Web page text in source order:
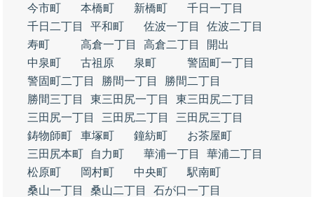
今市町
本橋町 新橋町
千日一丁目
千日二丁目
平和町 佐波一丁目
佐波二丁目
寿町
高倉一丁目 高倉二丁目
開出
中泉町
古祖原 泉町
警固町一丁目
警固町二丁目
勝間一丁目
勝間二丁目
勝間三丁目
東三田尻一丁目
東三田尻二丁目
三田尻一丁目
三田尻二丁目
三田尻三丁目
鋳物師町
車塚町 鐘紡町
お茶屋町
三田尻本町
自力町 華浦一丁目
華浦二丁目
松原町
岡村町 中央町
駅南町
桑山一丁目
桑山二丁目
石が口一丁目